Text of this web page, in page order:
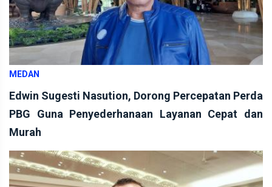
MEDAN
Edwin Sugesti Nasution, Dorong Percepatan Perda
PBG Guna Penyederhanaan Layanan Cepat dan
Murah